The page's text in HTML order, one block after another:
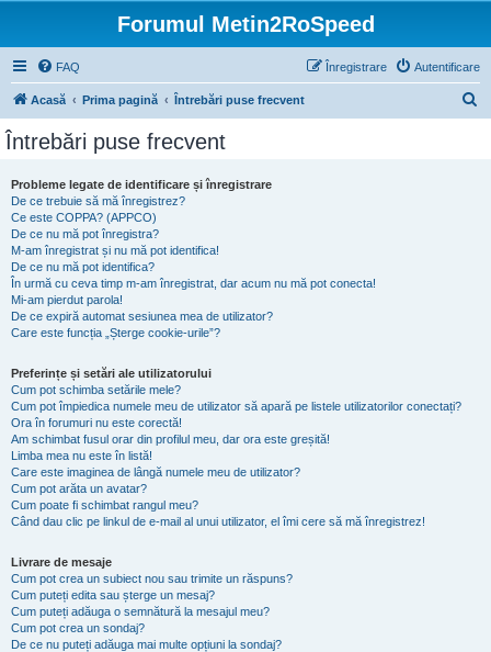
Forumul Metin2RoSpeed
FAQ Autentificare
Înregistrare
Acasă Prima pagină Întrebări puse frecvent
Întrebări puse frecvent
Probleme legate de identificare și înregistrare
De ce trebuie să mă înregistrez?
Ce este COPPA? (APPCO)
De ce nu mă pot înregistra?
M-am înregistrat și nu mă pot identifica!
De ce nu mă pot identifica?
În urmă cu ceva timp m-am înregistrat, dar acum nu mă pot conecta!
Mi-am pierdut parola!
De ce expiră automat sesiunea mea de utilizator?
Care este funcția „Șterge cookie-urile”?
Preferințe și setări ale utilizatorului
Cum pot schimba setările mele?
Cum pot împiedica numele meu de utilizator să apară pe listele utilizatorilor conectați?
Ora în forumuri nu este corectă!
Am schimbat fusul orar din profilul meu, dar ora este greșită!
Limba mea nu este în listă!
Care este imaginea de lângă numele meu de utilizator?
Cum pot arăta un avatar?
Cum poate fi schimbat rangul meu?
Când dau clic pe linkul de e-mail al unui utilizator, el îmi cere să mă înregistrez!
Livrare de mesaje
Cum pot crea un subiect nou sau trimite un răspuns?
Cum puteți edita sau șterge un mesaj?
Cum puteți adăuga o semnătură la mesajul meu?
Cum pot crea un sondaj?
De ce nu puteți adăuga mai multe opțiuni la sondaj?